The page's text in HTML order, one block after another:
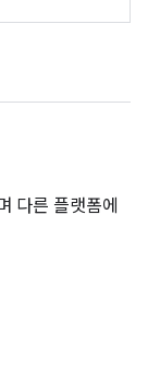
다른 플랫폼에